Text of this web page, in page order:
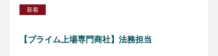
新着
【プライム上場専門商社】法務担当